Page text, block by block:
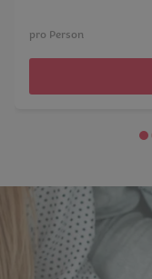
pro Person